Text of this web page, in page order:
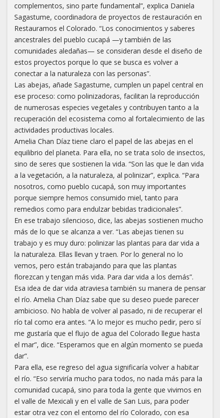
complementos, sino parte fundamental”, explica Daniela
Sagastume, coordinadora de proyectos de restauración en
Restauramos el Colorado. “Los conocimientos y saberes
ancestrales del pueblo cucapá —y también de las
comunidades aledañas— se consideran desde el diseño de
estos proyectos porque lo que se busca es volver a
conectar a la naturaleza con las personas”.
Las abejas, añade Sagastume, cumplen un papel central en
ese proceso: como polinizadoras, facilitan la reproducción
de numerosas especies vegetales y contribuyen tanto a la
recuperación del ecosistema como al fortalecimiento de las
actividades productivas locales.
Amelia Chan Díaz tiene claro el papel de las abejas en el
equilibrio del planeta. Para ella, no se trata solo de insectos,
sino de seres que sostienen la vida. “Son las que le dan vida
a la vegetación, a la naturaleza, al polinizar”, explica. “Para
nosotros, como pueblo cucapá, son muy importantes
porque siempre hemos consumido miel, tanto para
remedios como para endulzar bebidas tradicionales”.
En ese trabajo silencioso, dice, las abejas sostienen mucho
más de lo que se alcanza a ver. “Las abejas tienen su
trabajo y es muy duro: polinizar las plantas para dar vida a
la naturaleza. Ellas llevan y traen. Por lo general no lo
vemos, pero están trabajando para que las plantas
florezcan y tengan más vida. Para dar vida a los demás”.
Esa idea de dar vida atraviesa también su manera de pensar
el río. Amelia Chan Díaz sabe que su deseo puede parecer
ambicioso. No habla de volver al pasado, ni de recuperar el
río tal como era antes. “A lo mejor es mucho pedir, pero sí
me gustaría que el flujo de agua del Colorado llegue hasta
el mar”, dice. “Esperamos que en algún momento se pueda
dar”.
Para ella, ese regreso del agua significaría volver a habitar
el río. “Eso serviría mucho para todos, no nada más para la
comunidad cucapá, sino para toda la gente que vivimos en
el valle de Mexicali y en el valle de San Luis, para poder
estar otra vez con el entorno del río Colorado, con esa